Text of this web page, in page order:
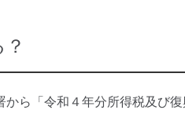
ら「令和４年分所得税及び